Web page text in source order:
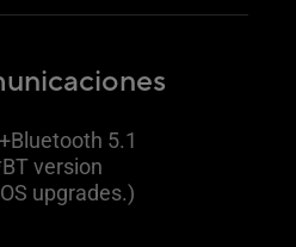
5.1
version
upgrades.)